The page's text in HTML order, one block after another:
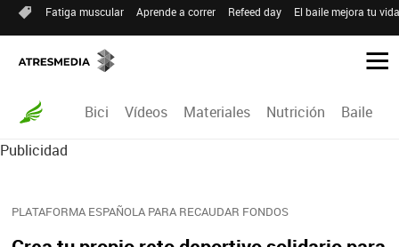
Fatiga muscular Aprende a correr Refeed day El baile mejora tu
Bici Vídeos Materiales Nutrición Baile
Publicidad
PLATAFORMA ESPAÑOLA PARA RECAUDAR FONDOS